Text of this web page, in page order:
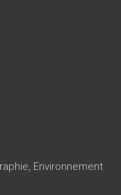
Environnement